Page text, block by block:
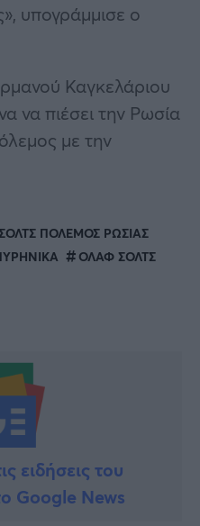
υπογράμμισε ο
Καγκελάριου
να πιέσει την Ρωσία
με την
ΠΟΛΕΜΟΣ ΡΩΣΙΑΣ
ΟΛΑΦ ΣΟΛΤΣ
ειδήσεις του
Google News